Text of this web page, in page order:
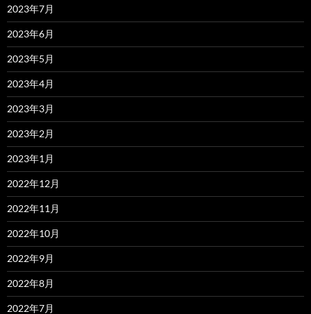
2023年7月
2023年6月
2023年5月
2023年4月
2023年3月
2023年2月
2023年1月
2022年12月
2022年11月
2022年10月
2022年9月
2022年8月
2022年7月